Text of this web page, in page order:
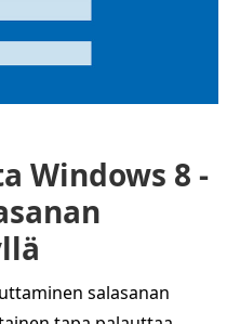
Windows 8 -
salasanan